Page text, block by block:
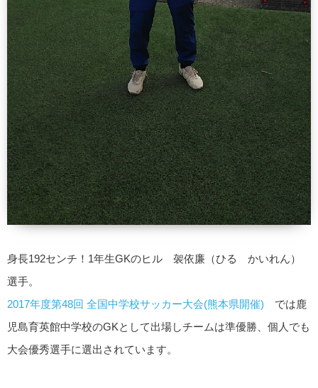
身長192センチ！1年生GKのヒル 袈依廉（ひる かいれん）
選手。
2017年度第48回 全国中学校サッカー大会(熊本県開催) では鹿
児島育英館中学校のGKとして出場しチームは準優勝、個人でも
大会優秀選手に選出されています。